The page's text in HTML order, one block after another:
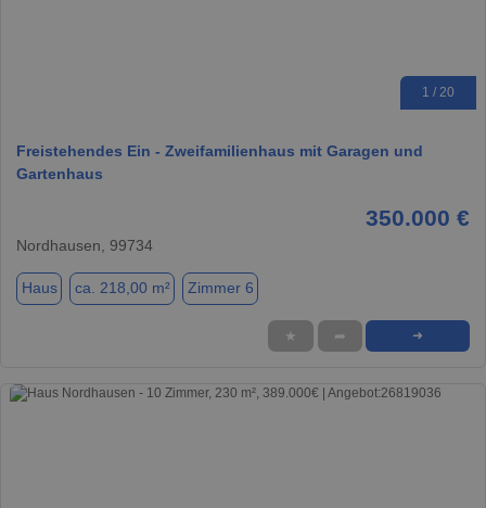
1 / 20
Freistehendes Ein - Zweifamilienhaus mit Garagen und
Gartenhaus
350.000 €
Nordhausen, 99734
Haus ca. 218,00 m² Zimmer 6
★ ➦ ➜